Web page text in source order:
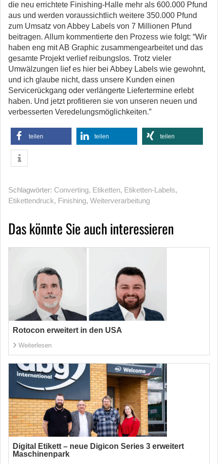
die neu errichtete Finishing-Halle mehr als 600.000 Pfund
aus und werden voraussichtlich weitere 350.000 Pfund
zum Umsatz von Abbey Labels von 7 Millionen Pfund
beitragen. Allum kommentierte den Prozess wie folgt: “Wir
haben eng mit AB Graphic zusammengearbeitet und das
gesamte Projekt verlief reibungslos. Trotz vieler
Umwälzungen lief es hier bei Abbey Labels wie gewohnt,
und ich glaube nicht, dass unsere Kunden einen
Servicerückgang oder verlängerte Liefertermine erlebt
haben. Und jetzt profitieren sie von unseren neuen und
verbesserten Veredelungsmöglichkeiten.”
teilen teilen teilen
Schlagwörter: Converting, Etiketten, Etiketten-Labels,
Etikettendruck, Finishing, Weiterverarbeitung
Das könnte Sie auch interessieren
Rotocon erweitert in den USA
Weiterlesen
Digital Etikett – neue Digicon Series 3 erweitert
Maschinenpark